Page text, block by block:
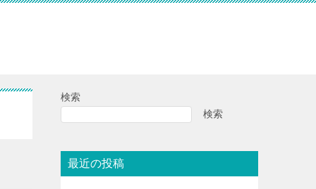
検索
検索
最近の投稿